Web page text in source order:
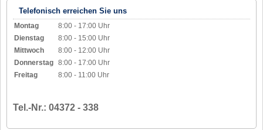
Telefonisch erreichen Sie uns
Montag
8:00 - 17:00 Uhr
Dienstag
8:00 - 15:00 Uhr
Mittwoch
8:00 - 12:00 Uhr
Donnerstag 8:00 - 17:00 Uhr
Freitag
8:00 - 11:00 Uhr
Tel.-Nr.: 04372 - 338